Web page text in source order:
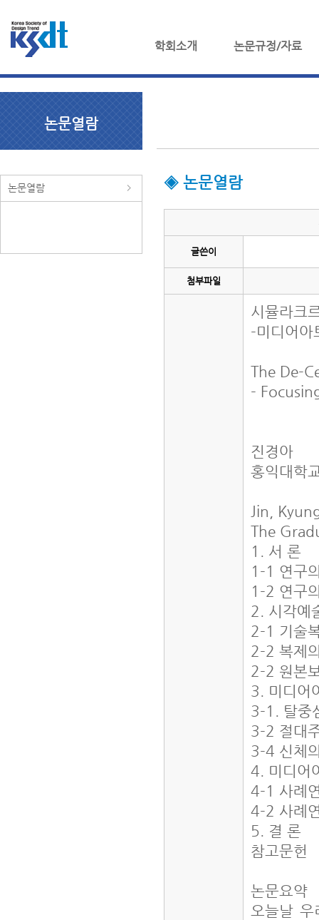
학회소개 논문규정/자료
논문열람
논문열람 ◈ 논문열람
글쓴이
첨부파일
시뮬라크
-미디어
The De-
-
진경아
홍익대학
Jin,
The
1. 서 론
1-1 연구
1-2 연구
2. 시각예
2-1 기술
2-2 복제
2-2 원본
3. 미디어
3-1. 탈중
3-2 절대
3-4 신체
4. 미디어
4-1 사례
4-2 사례
5. 결 론
참고문헌
논문요약
오늘날 우